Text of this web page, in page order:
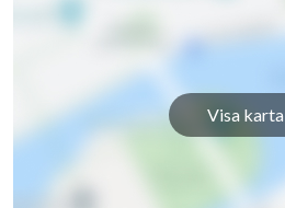
Visa karta